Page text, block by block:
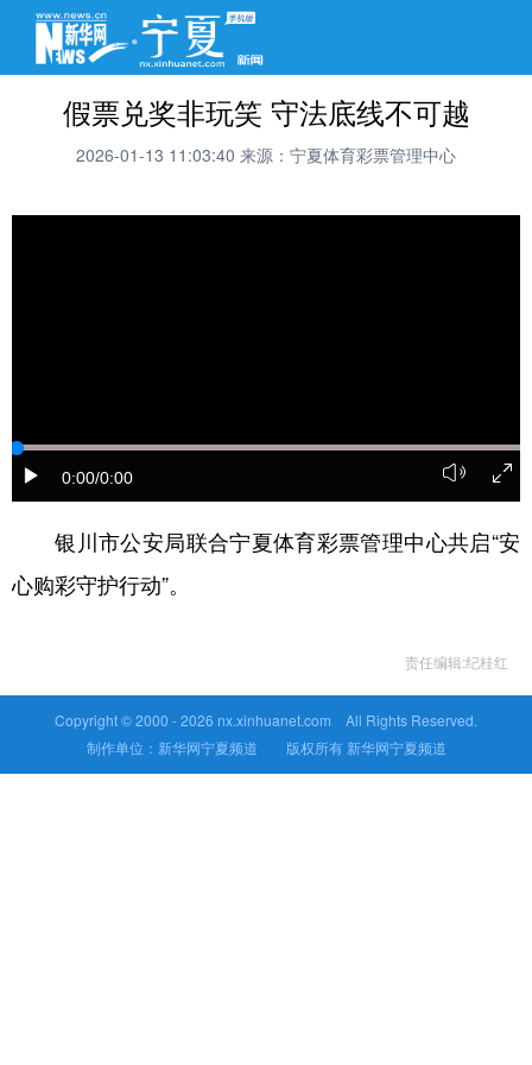
假票兑奖非玩笑 守法底线不可越
2026-01-13 11:03:40 来源：宁夏体育彩票管理中心
0:00/0:00
银川市公安局联合宁夏体育彩票管理中心共启“安
心购彩守护行动”。
责任编辑:纪桂红
Copyright © 2000 -2026 nx.xinhuanet.com All Rights Reserved.
制作单位：新华网宁夏频道 版权所有 新华网宁夏频道